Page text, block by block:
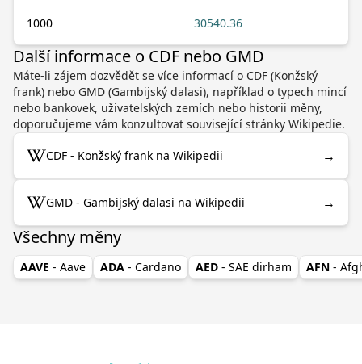
1000 30540.36
Další informace o CDF nebo GMD
Máte-li zájem dozvědět se více informací o CDF (Konžský
frank) nebo GMD (Gambijský dalasi), například o typech mincí
nebo bankovek, uživatelských zemích nebo historii měny,
doporučujeme vám konzultovat související stránky Wikipedie.
CDF - Konžský frank na Wikipedii →
GMD - Gambijský dalasi na Wikipedii →
Všechny měny
AAVE - Aave ADA - Cardano AED - SAE dirham AFN -